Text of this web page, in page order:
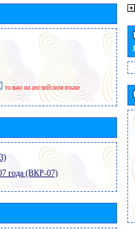
только на английском языке
года (ВКР-07)